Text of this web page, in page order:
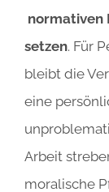
normativen
setzen. Für
bleibt die
eine
Arbeit
moralische